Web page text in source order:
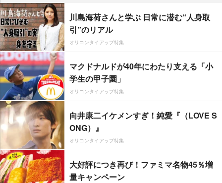
川島海荷さんと学ぶ 日常に潜む“人身取
引”のリアル
オリコンタイアップ特集
マクドナルドが40年にわたり支える「小
学生の甲子園」
オリコンタイアップ特集
向井康二イケメンすぎ！純愛『（LOVE S
ONG）』
オリコンタイアップ特集
大好評につき再び！ファミマ名物45％増
量キャンペーン